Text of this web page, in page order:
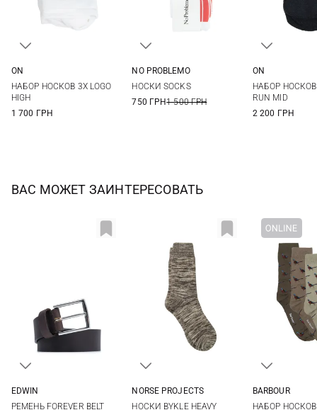
ON
НАБОР НОСКОВ 3Х LOGO
HIGH
1 700 ГРН
NO PROBLEMO
НОСКИ SOCKS
750 ГРН1 500 ГРН
ON
НАБОР НОСКОВ
RUN MID
2 200 ГРН
ВАС МОЖЕТ ЗАИНТЕРЕСОВАТЬ
EDWIN
РЕМЕНЬ FOREVER BELT
NORSE PROJECTS
НОСКИ BYKLE HEAVY
BARBOUR
НАБОР НОСКОВ